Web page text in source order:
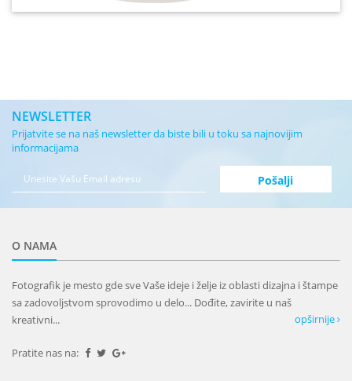
NEWSLETTER
Prijatvite se na naš newsletter da biste bili u toku sa najnovijim
informacijama
O NAMA
Fotografik je mesto gde sve Vaše ideje i želje iz oblasti dizajna i štampe
sa zadovoljstvom sprovodimo u delo... Dođite, zavirite u naš
kreativni...
opširnije
Pratite nas na: